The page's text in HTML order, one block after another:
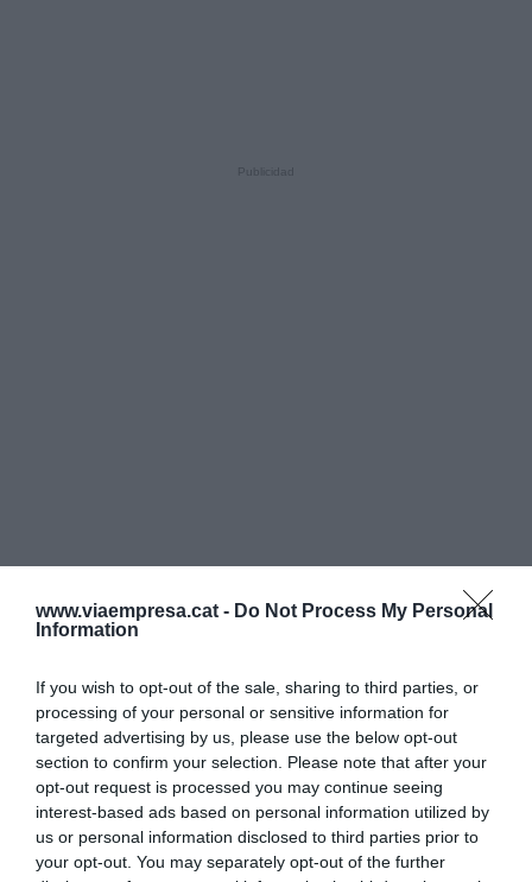
www.viaempresa.cat - Do Not Process My Personal
Information
If you wish to opt-out of the sale, sharing to third parties, or
processing of your personal or sensitive information for
targeted advertising by us, please use the below opt-out
section to confirm your selection. Please note that after your
opt-out request is processed you may continue seeing
interest-based ads based on personal information utilized by
us or personal information disclosed to third parties prior to
your opt-out. You may separately opt-out of the further